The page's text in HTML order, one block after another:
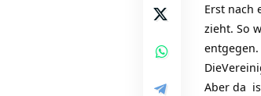
Erst nach
zieht. So
entgegen.
Aber da